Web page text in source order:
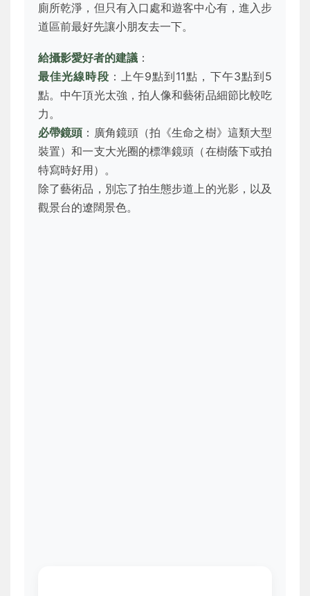
廁所乾淨，但只有入口處和遊客中心有，進入步
道區前最好先讓小朋友去一下。
給攝影愛好者的建議 ：
最佳光線時段 ：上午9點到11點，下午3點到5
點。中午頂光太強，拍人像和藝術品細節比較吃
力。
必帶鏡頭 ：廣角鏡頭（拍《生命之樹》這類大型
裝置）和一支大光圈的標準鏡頭（在樹蔭下或拍
特寫時好用）。
除了藝術品，別忘了拍生態步道上的光影，以及
觀景台的遼闊景色。